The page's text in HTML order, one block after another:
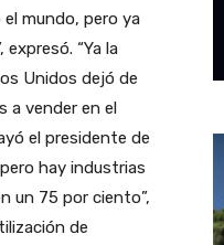
mundo, pero ya
“Ya la
Unidos dejó de
a vender en el
el presidente de
hay industrias
un 75 por ciento”,
de